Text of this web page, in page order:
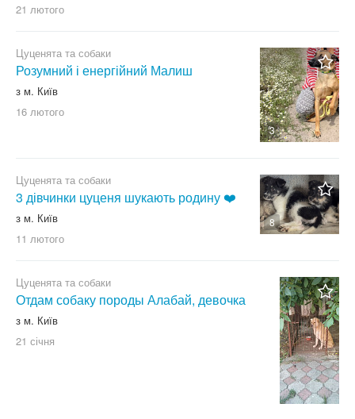
Шелті
Шпіц
Ердельтер'єр
Японський хін
21 лютого
3
Цуценята та собаки
Розумний і енергійний Малиш
з м. Київ
16 лютого
8
Цуценята та собаки
3 дівчинки цуценя шукають родину ❤️‍
з м. Київ
11 лютого
Цуценята та собаки
Отдам собаку породы Алабай, девочка
з м. Київ
21 січня